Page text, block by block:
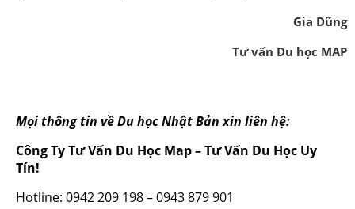
Gia Dũng
Tư vấn Du học MAP
Mọi thông tin về Du học Nhật Bản xin liên hệ:
Công Ty Tư Vấn Du Học Map – Tư Vấn Du Học Uy
Tín!
Hotline: 0942 209 198 – 0943 879 901